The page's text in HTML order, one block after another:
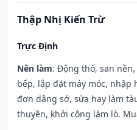
Thập Nhị Kiến Trừ
Trực Định
Nên làm: Động thổ, san
bếp, lắp đặt máy móc, nhập
đơn dâng sớ, sửa hay làm
thuyền, khởi công làm lò.